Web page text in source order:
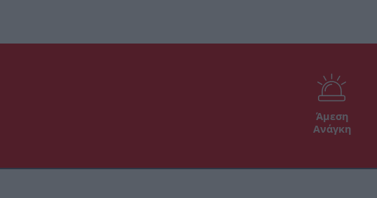
Άμεση
Ανάγκη